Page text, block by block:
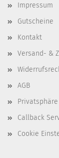
Impressum
Gutscheine
Kontakt
Versand- &
AGB
Callback
Cookie